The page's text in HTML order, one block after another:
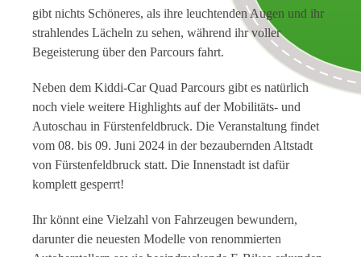
gibt nichts Schöneres, als ihre leuchtenden Augen und ihr
strahlendes Lächeln zu sehen, während ihr voller
Begeisterung über den Parcours fahrt.
Neben dem Kiddi-Car Quad Parcours gibt es natürlich
noch viele weitere Highlights auf der Mobilitäts- und
Autoschau in Fürstenfeldbruck. Die Veranstaltung findet
vom 08. bis 09. Juni 2024 in der bezaubernden Altstadt
von Fürstenfeldbruck statt. Die Innenstadt ist dafür
komplett gesperrt!
Ihr könnt eine Vielzahl von Fahrzeugen bewundern,
darunter die neuesten Modelle von renommierten